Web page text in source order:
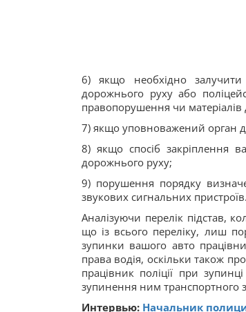
6) якщо необхідно
дорожнього руху або
правопорушення чи
7) якщо уповноважений орган
8) якщо спосіб закріплення
дорожнього руху;
9) порушення порядку
звукових сигнальних пристроїв.
Аналізуючи перелік підстав,
що із всього переліку, лиш
зупинки вашого авто
права водія, оскільки також
працівник поліції при
зупинення ним транспортного
Интервью: Начальник